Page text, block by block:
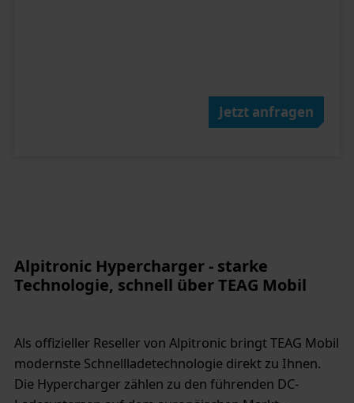
Jetzt anfragen
Alpitronic Hypercharger - starke
Technologie, schnell über TEAG Mobil
Als offizieller Reseller von Alpitronic bringt TEAG Mobil
modernste Schnellladetechnologie direkt zu Ihnen.
Die Hypercharger zählen zu den führenden DC-